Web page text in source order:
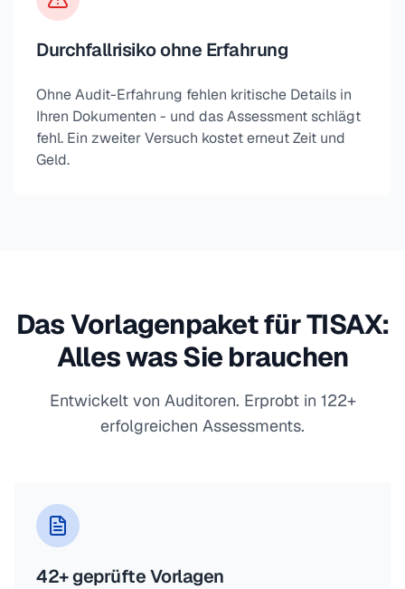
Durchfallrisiko ohne Erfahrung
Ohne Audit-Erfahrung fehlen kritische Details in
Ihren Dokumenten - und das Assessment schlägt
fehl. Ein zweiter Versuch kostet erneut Zeit und
Geld.
Das Vorlagenpaket für TISAX:
Alles was Sie brauchen
Entwickelt von Auditoren. Erprobt in 122+
erfolgreichen Assessments.
42+ geprüfte Vorlagen